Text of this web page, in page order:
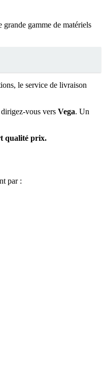
gamme de matériels
le service de livraison
vous vers Vega. Un
qualité prix.
par :